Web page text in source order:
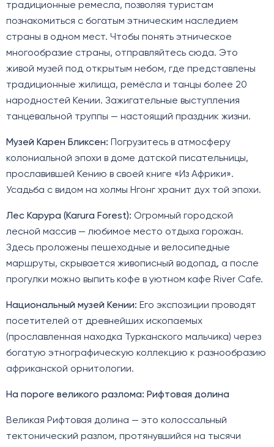
традиционные ремесла, позволяя туристам
познакомиться с богатым этническим наследием
страны в одном мест. Чтобы понять этническое
многообразие страны, отправляйтесь сюда. Это
живой музей под открытым небом, где представлены
традиционные жилища, ремёсла и танцы более 20
народностей Кении. Зажигательные выступления
танцевальной труппы — настоящий праздник жизни.
Музей Карен Бликсен: Погрузитесь в атмосферу
колониальной эпохи в доме датской писательницы,
прославившей Кению в своей книге «Из Африки».
Усадьба с видом на холмы Нгонг хранит дух той эпохи.
Лес Карура (Karura Forest): Огромный городской
лесной массив — любимое место отдыха горожан.
Здесь проложены пешеходные и велосипедные
маршруты, скрывается живописный водопад, а после
прогулки можно выпить кофе в уютном кафе River Cafe.
Национальный музей Кении: Его экспозиции проводят
посетителей от древнейших ископаемых
(прославленная находка Турканского мальчика) через
богатую этнографическую коллекцию к разнообразию
африканской орнитологии.
На пороге великого разлома: Рифтовая долина
Великая Рифтовая долина — это колоссальный
тектонический разлом, протянувшийся на тысячи